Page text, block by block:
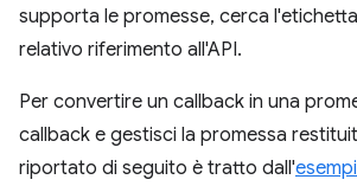
supporta le promesse, cerca
relativo riferimento all'API.
Per convertire un callback in una
callback e gestisci la promessa
riportato di seguito è tratto dall'